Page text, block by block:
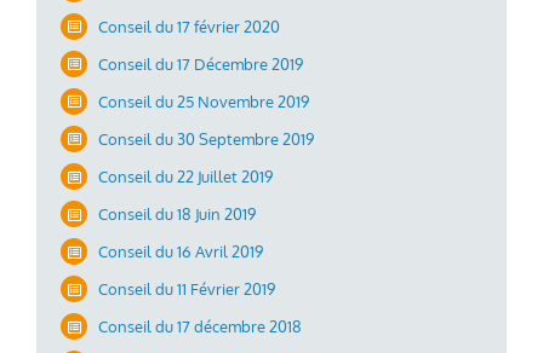
Conseil du 17 février 2020
Conseil du 17 Décembre 2019
Conseil du 25 Novembre 2019
Conseil du 30 Septembre 2019
Conseil du 22 Juillet 2019
Conseil du 18 Juin 2019
Conseil du 16 Avril 2019
Conseil du 11 Février 2019
Conseil du 17 décembre 2018